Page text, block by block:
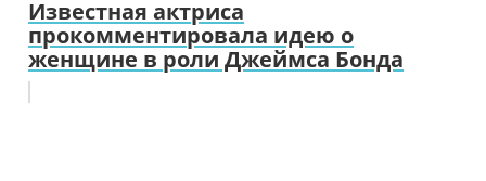
Известная актриса
прокомментировала идею о
женщине в роли Джеймса Бонда